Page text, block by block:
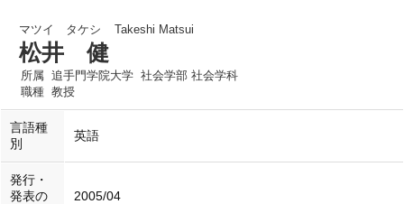
マツイ タケシ Takeshi Matsui
松井 健
所属 追手門学院大学 社会学部 社会学科
職種 教授
言語種
別
英語
発行・
発表の
2005/04